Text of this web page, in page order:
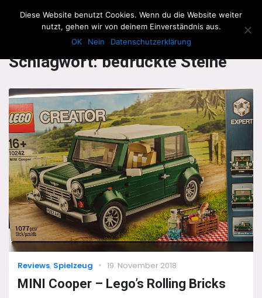
The Howling Men
Schlagwort:bedruckte Steine
Categories
Reviews, Spielzeug
Posted
19. November 2018
MINI Cooper – Lego’s Rolling Bricks
Diese Website benutzt Cookies. Wenn du die Website weiter
nutzt, gehen wir von deinem Einverständnis aus.
OK
Nein Datenschutzerklärung